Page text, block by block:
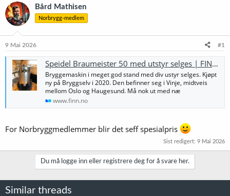
å
d
s
t
e
r
a
r
t
o
Bård Mathisen
Norbrygg-medlem
9 Mai 2026 #1
Speidel Braumeister 50 med utstyr selges | FINN-torget
Bryggemaskin i meget god stand med div ustyr selges. Kjøpt
ny på Bryggselv i 2020. Den befinner seg i Vinje, midtveis
mellom Oslo og Haugesund. Må nok ut med næ
www.finn.no
For Norbryggmedlemmer blir det seff spesialpris
Sist redigert: 9 Mai 2026
Du må logge inn eller registrere deg for å svare her.
Similar threads